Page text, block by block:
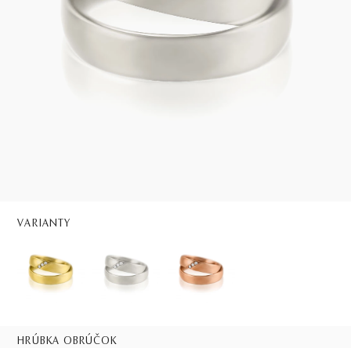
VARIANTY
HRÚBKA OBRÚČOK